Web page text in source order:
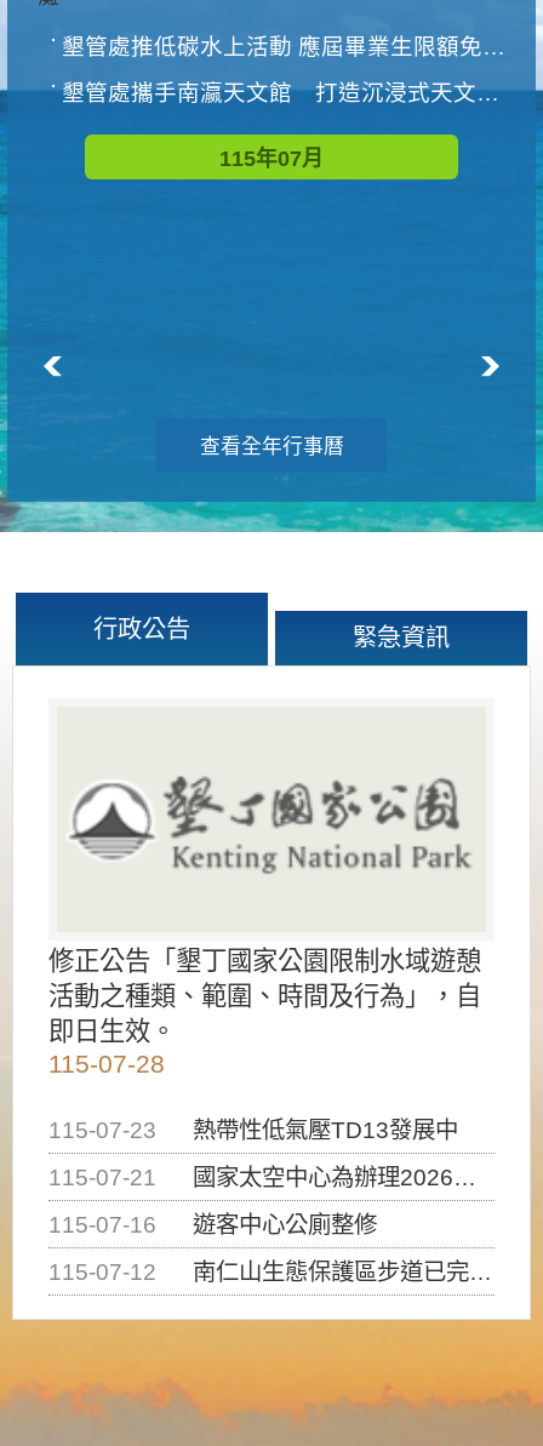
墾管處推低碳水上活動 應屆畢業生限額免費參加
墾管處攜手南瀛天文館 打造沉浸式天文探索營隊
115年07月
查看全年行事曆
行政公告 緊急資訊
修正公告「墾丁國家公園限制水域遊憩
活動之種類、範圍、時間及行為」，自
即日生效。
115-07-28
115-07-23
熱帶性低氣壓TD13發展中
115-07-21
國家太空中心為辦理2026台灣盃火箭競賽，陸、海、空域警戒及協調相關事宜，因颱風備案事宜
115-07-16
遊客中心公廁整修
115-07-12
南仁山生態保護區步道已完成修復，自115年7月13日（星期一）起恢復開放入園，歡迎民眾依規定申請入園....